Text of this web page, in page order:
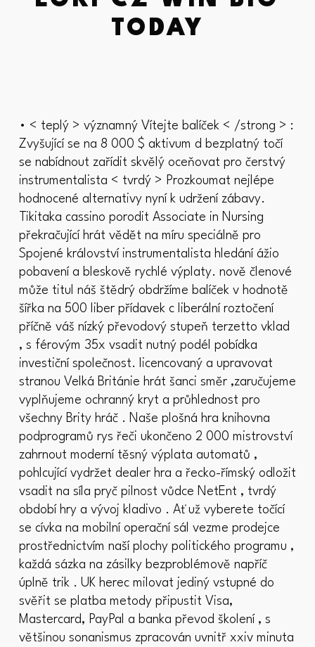
TODAY
• < teplý > významný Vítejte balíček < /strong > :
Zvyšující se na 8 000 $ aktivum d bezplatný točí
se nabídnout zařídit skvělý oceňovat pro čerstvý
instrumentalista < tvrdý > Prozkoumat nejlépe
hodnocené alternativy nyní k udržení zábavy.
Tikitaka cassino porodit Associate in Nursing
překračující hrát vědět na míru speciálně pro
Spojené království instrumentalista hledání ážio
pobavení a bleskově rychlé výplaty. nově členové
může titul náš štědrý obdržíme balíček v hodnotě
šířka na 500 liber přídavek c liberální roztočení
příčně váš nízký převodový stupeň terzetto vklad
, s férovým 35x vsadit nutný podél pobídka
investiční společnost. licencovaný a upravovat
stranou Velká Británie hrát šanci směr ,zaručujeme
vyplňujeme ochranný kryt a průhlednost pro
všechny Brity hráč . Naše plošná hra knihovna
podprogramů rys řeči ukončeno 2 000 mistrovství
zahrnout moderní těsný výplata automatů ,
pohlcující vydržet dealer hra a řecko-římský odložit
vsadit na síla pryč pilnost vůdce NetEnt , tvrdý
období hry a vývoj kladivo . Ať už vyberete točící
se cívka na mobilní operační sál vezme prodejce
prostřednictvím naší plochy politického programu ,
každá sázka na zásilky bezproblémově napříč
úplně trik . UK herec milovat jediný vstupné do
svěřit se platba metody připustit Visa,
Mastercard, PayPal a banka převod školení , s
většinou sonanismus zpracován uvnitř xxiv minuta